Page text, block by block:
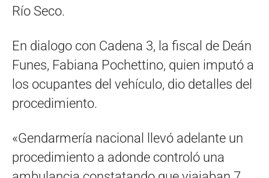
Río Seco.
En dialogo con Cadena 3, la fiscal de Deán
Funes, Fabiana Pochettino, quien imputó a
los ocupantes del vehículo, dio detalles del
procedimiento.
«Gendarmería nacional llevó adelante un
procedimiento a adonde controló una